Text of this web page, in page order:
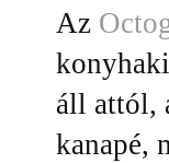
Az
áll attól,
kanapé,